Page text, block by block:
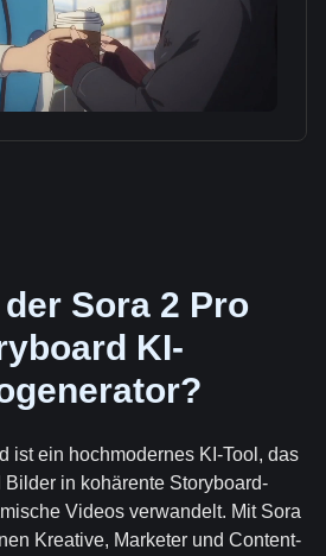
Sora 2 Pro
KI-
ist ein hochmodernes KI-Tool, das
Bilder in kohärente Storyboard-
Videos verwandelt. Mit Sora
Kreative, Marketer und Content-